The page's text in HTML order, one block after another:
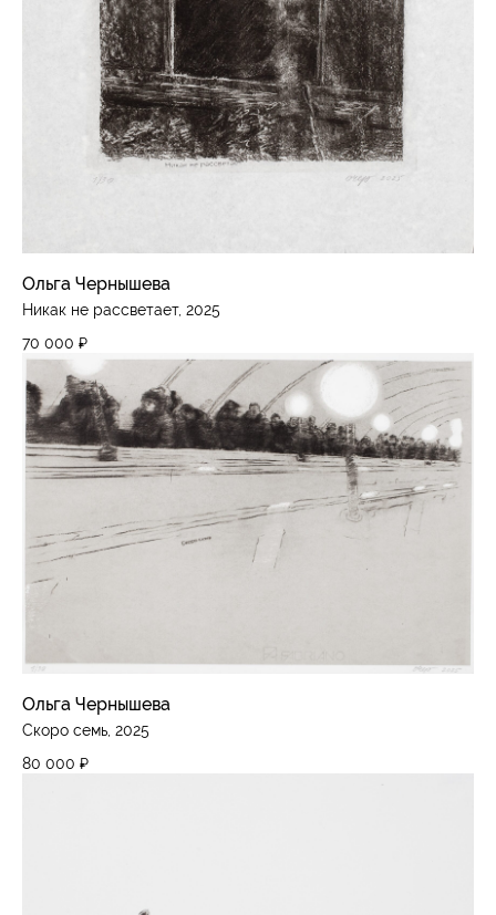
Ольга Чернышева
Никак не рассветает, 2025
70 000 ₽
Ольга Чернышева
Скоро семь, 2025
80 000 ₽